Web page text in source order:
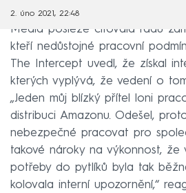
2. úno 2021, 22:48
Média posléze citovala řadu
kteří nedůstojné pracovní
The Intercept uvedl, že získal
kterých vyplývá, že vedení o
„Jeden můj blízký přítel loni
distribuci Amazonu. Odešel,
nebezpečné pracovat pro
takové nároky na výkonnost, že
potřeby do pytlíků byla tak
kolovala interní upozornění,“